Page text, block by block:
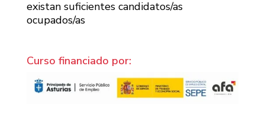
existan suficientes candidatos/as
ocupados/as
Curso financiado por: